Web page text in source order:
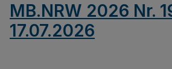
MB.NRW 2026 Nr.
17.07.2026